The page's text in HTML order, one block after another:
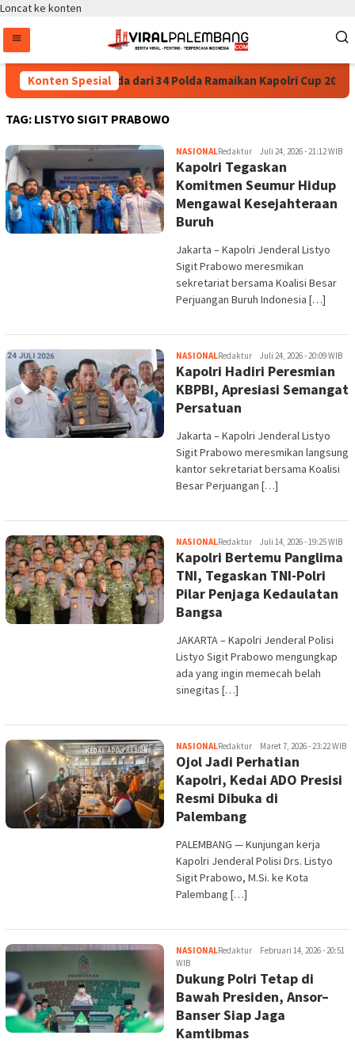
Loncat ke konten
Konten Spesial
35.936 Anak Muda dari 34 Polda Ramaikan Kapolri Cup 2026
TAG: LISTYO SIGIT PRABOWO
NASIONALRedaktur Juli 24, 2026 - 21:12 WIB
Kapolri Tegaskan
Komitmen Seumur Hidup
Mengawal Kesejahteraan
Buruh
Jakarta – Kapolri Jenderal Listyo
Sigit Prabowo meresmikan
sekretariat bersama Koalisi Besar
Perjuangan Buruh Indonesia […]
NASIONALRedaktur Juli 24, 2026 - 20:09 WIB
Kapolri Hadiri Peresmian
KBPBI, Apresiasi Semangat
Persatuan
Jakarta – Kapolri Jenderal Listyo
Sigit Prabowo meresmikan langsung
kantor sekretariat bersama Koalisi
Besar Perjuangan […]
NASIONALRedaktur Juli 14, 2026 - 19:25 WIB
Kapolri Bertemu Panglima
TNI, Tegaskan TNI-Polri
Pilar Penjaga Kedaulatan
Bangsa
JAKARTA – Kapolri Jenderal Polisi
Listyo Sigit Prabowo mengungkap
ada yang ingin memecah belah
sinegitas […]
NASIONALRedaktur Maret 7, 2026 - 23:22 WIB
Ojol Jadi Perhatian
Kapolri, Kedai ADO Presisi
Resmi Dibuka di
Palembang
PALEMBANG — Kunjungan kerja
Kapolri Jenderal Polisi Drs. Listyo
Sigit Prabowo, M.Si. ke Kota
Palembang […]
NASIONALRedaktur
Februari 14, 2026 - 20:51
WIB
Dukung Polri Tetap di
Bawah Presiden, Ansor–
Banser Siap Jaga
Kamtibmas